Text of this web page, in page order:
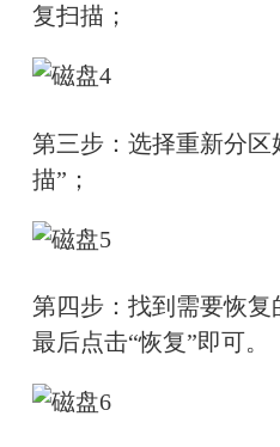
复扫描；
第三步：选择重新分区
描”；
第四步：找到需要恢复
最后点击“恢复”即可。